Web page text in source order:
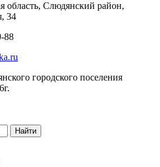
область, Слюдянский район,
34
88
городского поселения